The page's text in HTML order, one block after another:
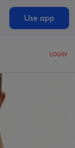
Use app
LOGIN